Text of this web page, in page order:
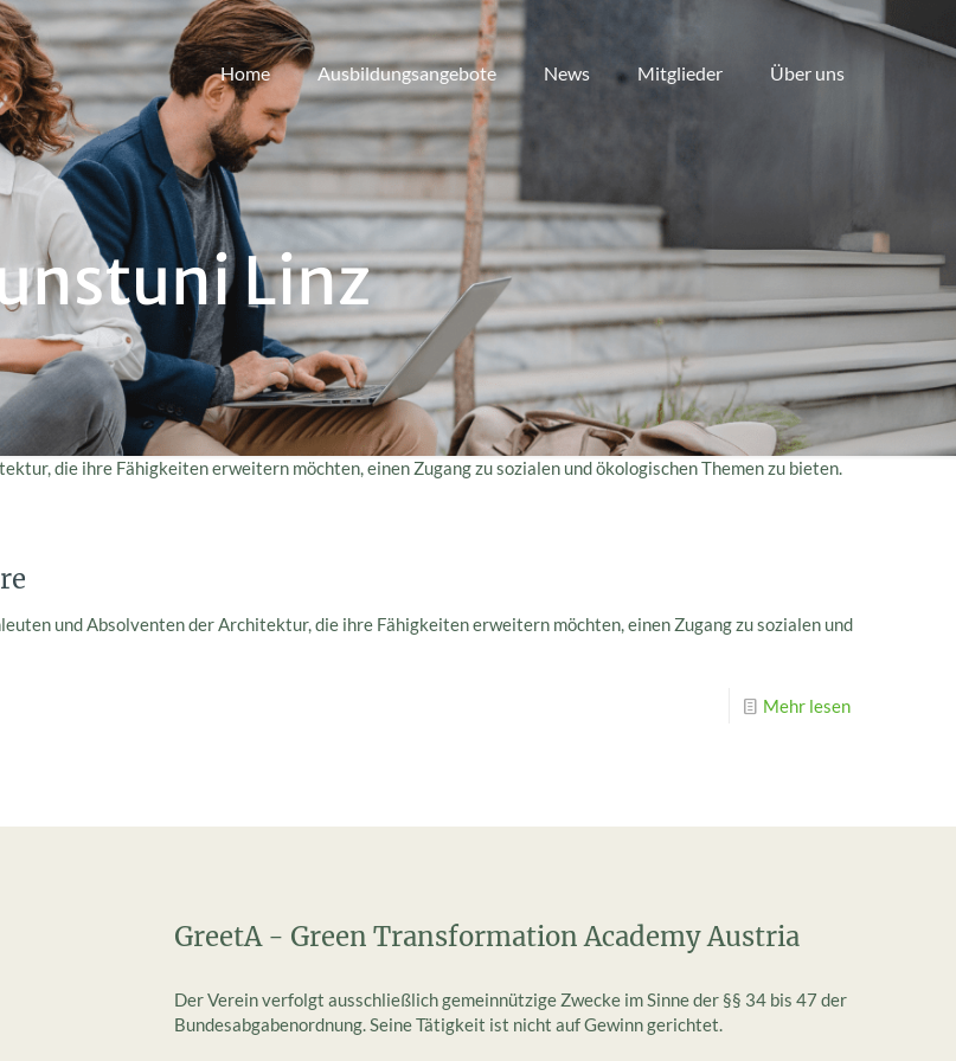
Home Ausbildungsangebote News Mitglieder Über uns
Linz
die ihre Fähigkeiten erweitern möchten, einen Zugang zu sozialen und ökologischen Themen zu bieten.
und Absolventen der Architektur, die ihre Fähigkeiten erweitern möchten, einen Zugang zu sozialen und
Mehr lesen
GreetA - Green Transformation Academy Austria
Der Verein verfolgt ausschließlich gemeinnützige Zwecke im Sinne der §§ 34 bis 47 der
Bundesabgabenordnung. Seine Tätigkeit ist nicht auf Gewinn gerichtet.